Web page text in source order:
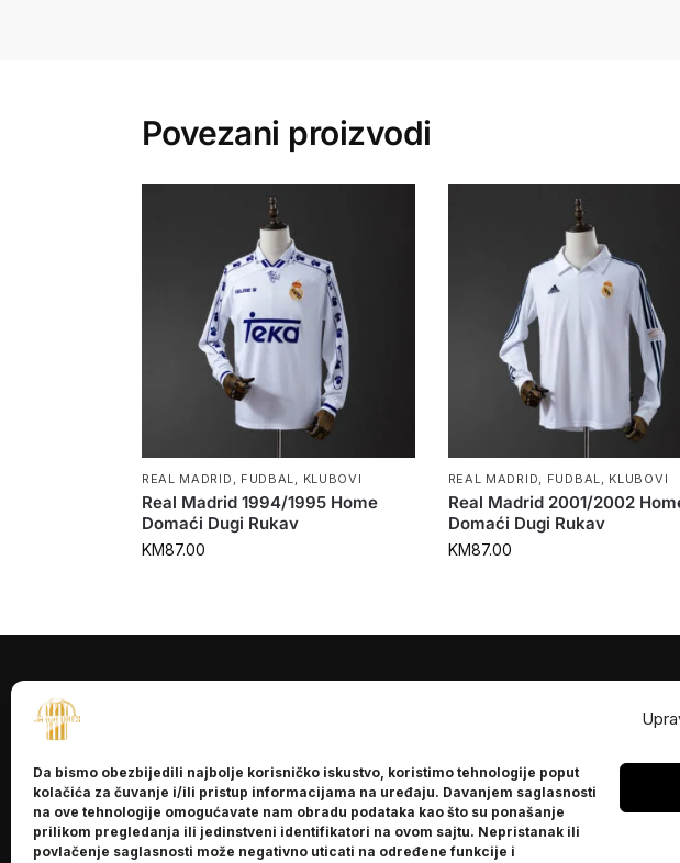
Da bismo obezbijedili najbolje korisničko iskustvo, koristimo tehnologije poput
kolačića za čuvanje i/ili pristup informacijama na uređaju. Davanjem saglasnosti
na ove tehnologije omogućavate nam obradu podataka kao što su ponašanje
prilikom pregledanja ili jedinstveni identifikatori na ovom sajtu. Nepristanak ili
povlačenje saglasnosti može negativno uticati na određene funkcije i
Povezani proizvodi
REAL MADRID FUDBAL KLUBOVI
Real Madrid 1994/1995 Home
Domaći Dugi Rukav
KM87.00
REAL MADRID FUDBAL KLUBOVI
Real Madrid 2001/2002
Domaći Dugi Rukav
KM87.00
Kontakt